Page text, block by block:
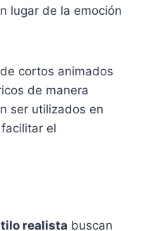
lugar de la emoción
cortos animados
de manera
ser utilizados en
el
realista buscan